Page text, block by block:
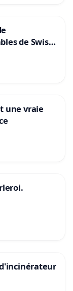
de Swiss
une vraie